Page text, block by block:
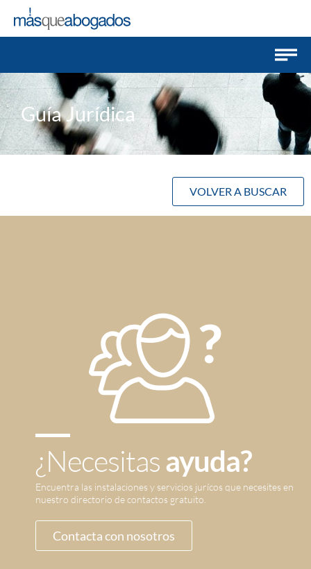
Guía Jurídica
VOLVER A BUSCAR
¿Necesitasayuda?
Encuentra las instalaciones y servicios jurícos que necesites en
nuestro directorio de contactos gratuito.
Contacta con nosotros